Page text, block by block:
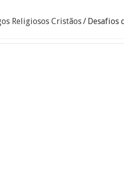
Filme Sagrado Coração – Seu
Religiosos Cristãos/ Desafios